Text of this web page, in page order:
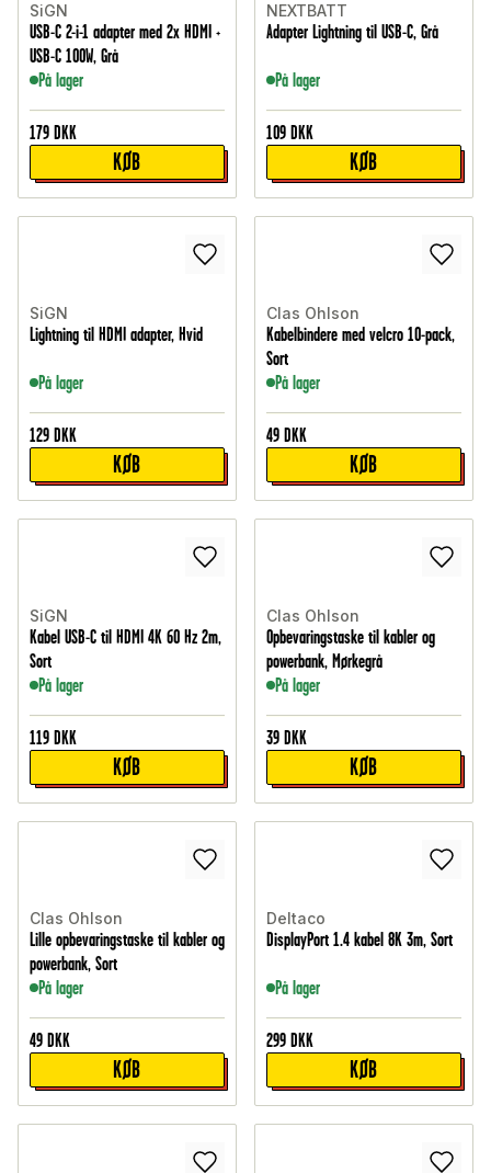
SiGN
USB-C 2-i-1 adapter med 2x HDMI +
USB-C 100W, Grå
På lager
179 DKK
KØB
NEXTBATT
Adapter Lightning til USB-C, Grå
På lager
109 DKK
KØB
SiGN
Lightning til HDMI adapter, Hvid
På lager
129 DKK
KØB
Clas Ohlson
Kabelbindere med velcro 10-pack,
Sort
På lager
49 DKK
KØB
SiGN
Kabel USB-C til HDMI 4K 60 Hz 2m,
Sort
På lager
119 DKK
KØB
Clas Ohlson
Opbevaringstaske til kabler og
powerbank, Mørkegrå
På lager
39 DKK
KØB
Clas Ohlson
Lille opbevaringstaske til kabler og
powerbank, Sort
På lager
49 DKK
KØB
Deltaco
DisplayPort 1.4 kabel 8K 3m, Sort
På lager
299 DKK
KØB